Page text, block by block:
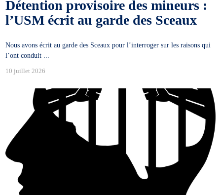
Détention provisoire des mineurs :
l’USM écrit au garde des Sceaux
Nous avons écrit au garde des Sceaux pour l’interroger sur les raisons qui
l’ont conduit ...
10 juillet 2026